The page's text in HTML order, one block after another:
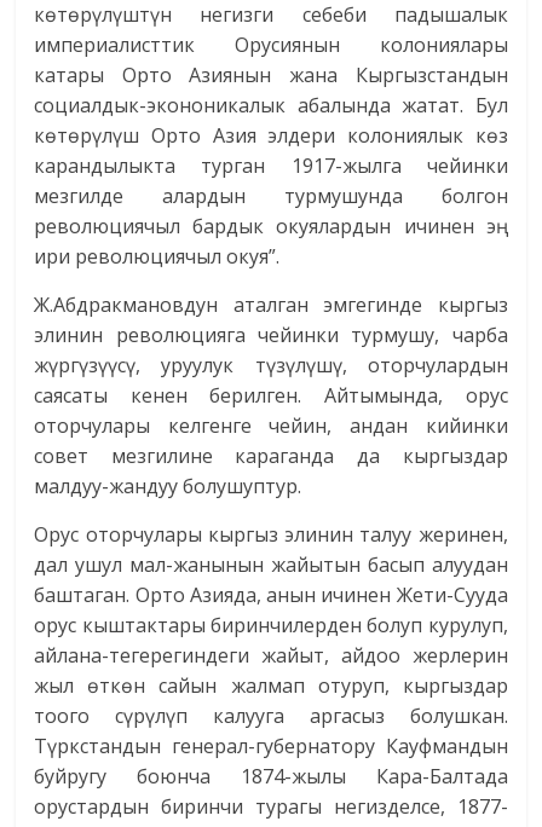
көтөрүлүштүн негизги себеби падышалык
империалисттик Орусиянын колониялары
катары Орто Азиянын жана Кыргызстандын
социалдык-экононикалык абалында жатат. Бул
көтөрүлүш Орто Азия элдери колониялык көз
карандылыкта турган 1917-жылга чейинки
мезгилде алардын турмушунда болгон
революциячыл бардык окуялардын ичинен эң
ири революциячыл окуя”.
Ж.Абдракмановдун аталган эмгегинде кыргыз
элинин революцияга чейинки турмушу, чарба
жүргүзүүсү, уруулук түзүлүшү, оторчулардын
саясаты кенен берилген. Айтымында, орус
оторчулары келгенге чейин, андан кийинки
совет мезгилине караганда да кыргыздар
малдуу-жандуу болушуптур.
Орус оторчулары кыргыз элинин талуу жеринен,
дал ушул мал-жанынын жайытын басып алуудан
баштаган. Орто Азияда, анын ичинен Жети-Сууда
орус кыштактары биринчилерден болуп курулуп,
айлана-тегерегиндеги жайыт, айдоо жерлерин
жыл өткөн сайын жалмап отуруп, кыргыздар
тоого сүрүлүп калууга аргасыз болушкан.
Түркстандын генерал-губернатору Кауфмандын
буйругу боюнча 1874-жылы Кара-Балтада
орустардын биринчи турагы негизделсе, 1877-